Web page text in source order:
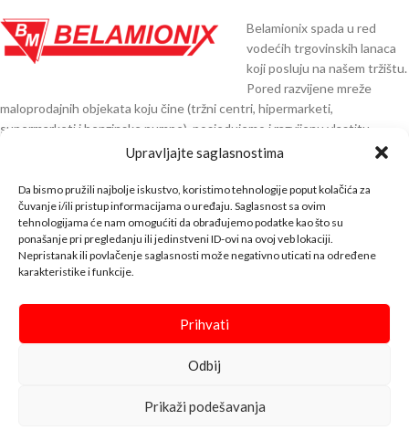
Upravljajte saglasnostima
Da bismo pružili najbolje iskustvo, koristimo tehnologije poput kolačića za
čuvanje i/ili pristup informacijama o uređaju. Saglasnost sa ovim
tehnologijama će nam omogućiti da obrađujemo podatke kao što su
ponašanje pri pregledanju ili jedinstveni ID-ovi na ovoj veb lokaciji.
Nepristanak ili povlačenje saglasnosti može negativno uticati na određene
karakteristike i funkcije.
Prihvati
Odbij
Prikaži podešavanja
Belamionix spada u red
vodećih trgovinskih lanaca
koji posluju na našem tržištu.
Pored razvijene mreže
maloprodajnih objekata koju čine (tržni centri, hipermarketi,
supermarketi i benzinske pumpe), posjedujemo i razvijenu vlastitu
distribuciju preko 30.000 artikala čiji smo direktni uvoznici iz Njemačke,
KNTAKT INFO
BELA SHOP
Bela Shop© 2023 Design with ♥ by